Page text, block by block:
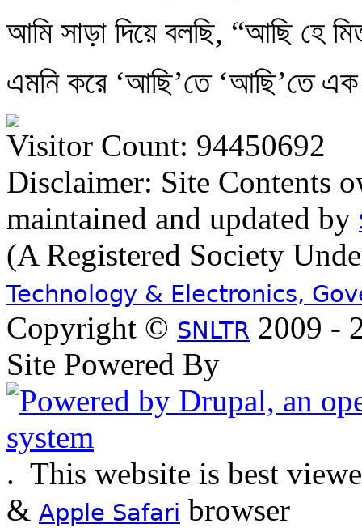
আমি সাড়া দিয়ে বলছি, “আছি হে
এমনি করে ‘আছি’তে ‘আছি’তে
Visitor Count: 94450692
Disclaimer: Site Contents
maintained and updated by
(A Registered Society
Technology & Electronics,
Copyright © SNLTR 2009 -
Site Powered By
. This website is best
& Apple Safari browser